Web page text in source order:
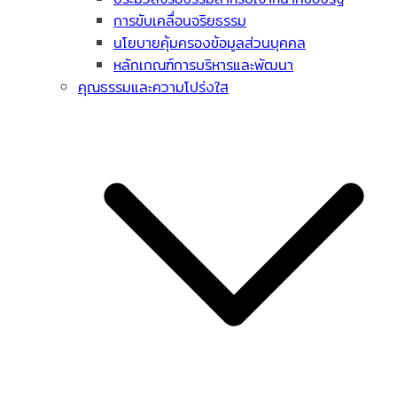
การขับเคลื่อนจริยธรรม
นโยบายคุ้มครองข้อมูลส่วนบุคคล
หลักเกณฑ์การบริหารและพัฒนา
คุณธรรมและความโปร่งใส